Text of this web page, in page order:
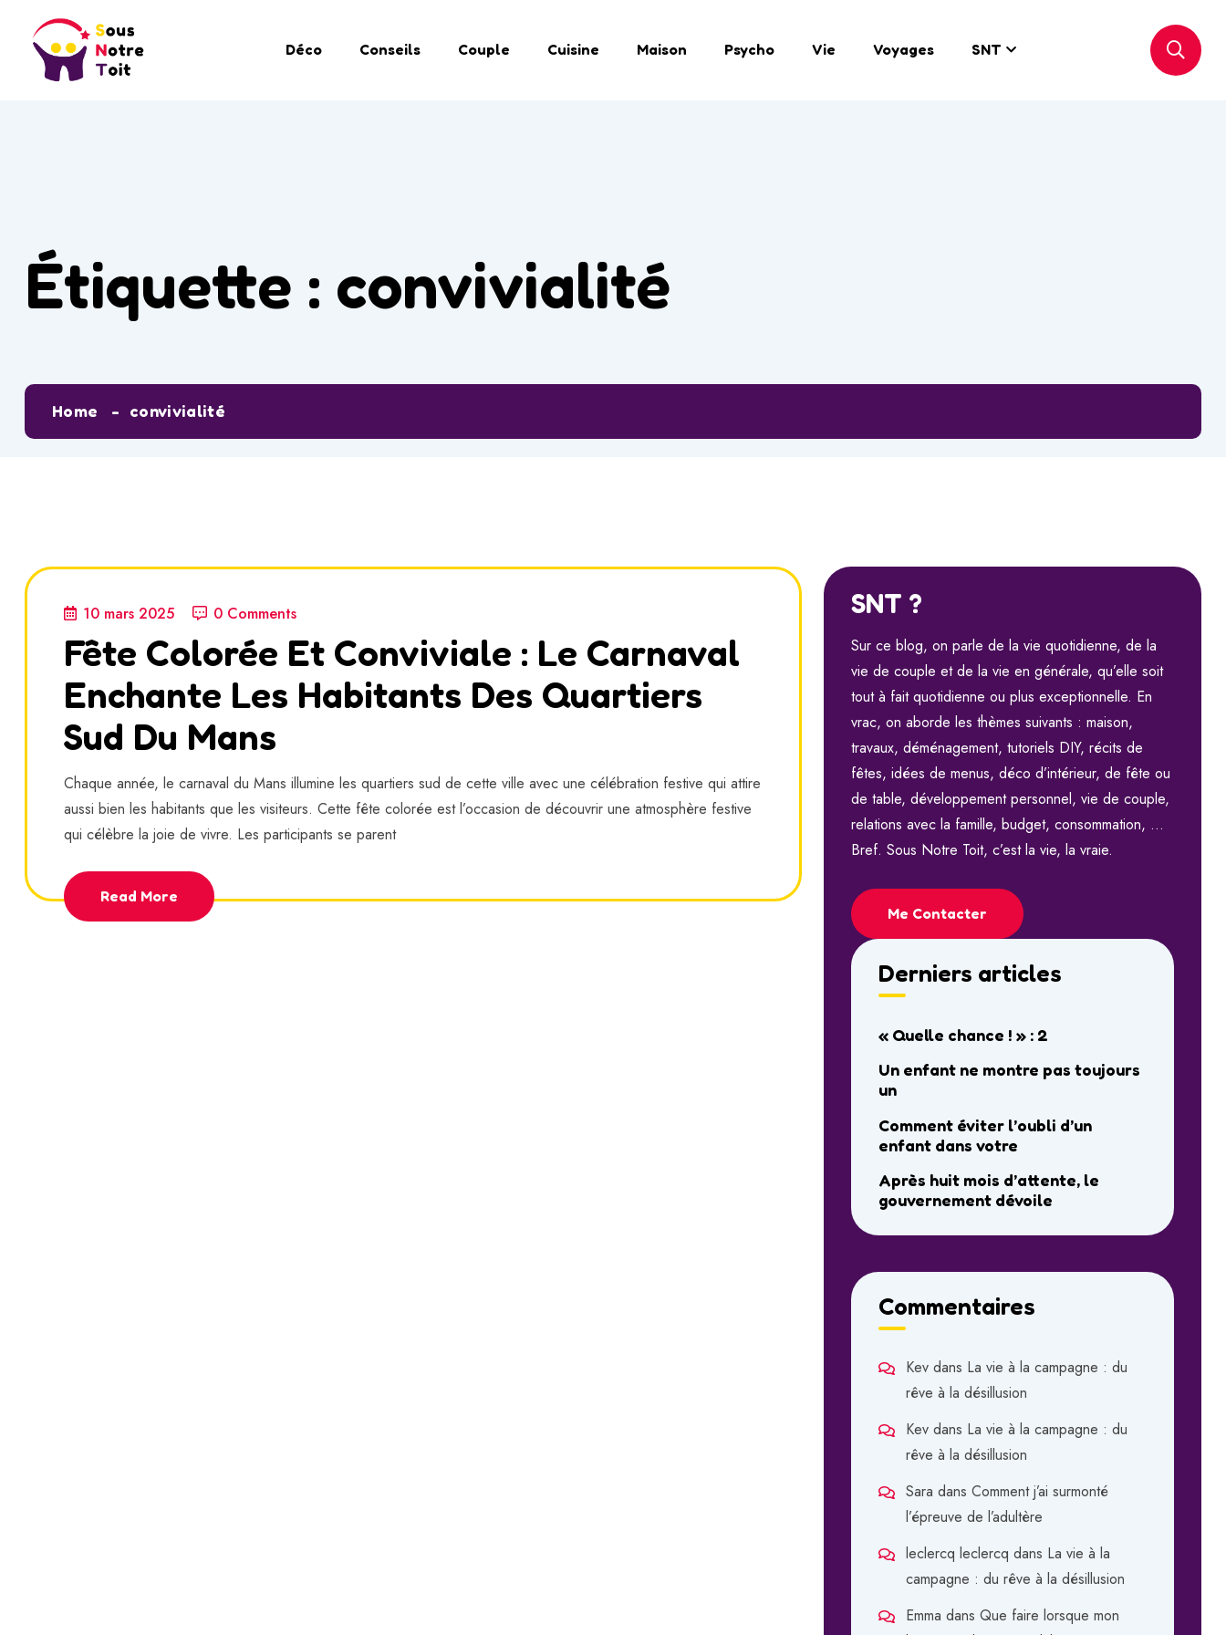
Déco Conseils Couple Cuisine Maison Psycho Vie Voyages SNT
Étiquette : convivialité
Home convivialité
10 mars 2025 0 Comments
Fête Colorée Et Conviviale : Le Carnaval
Enchante Les Habitants Des Quartiers
Sud Du Mans
Chaque année, le carnaval du Mans illumine les quartiers sud de cette ville avec une célébration festive qui attire
aussi bien les habitants que les visiteurs. Cette fête colorée est l’occasion de découvrir une atmosphère festive
qui célèbre la joie de vivre. Les participants se parent
Read More
SNT ?
Sur ce blog, on parle de la vie quotidienne, de la
vie de couple et de la vie en générale, qu’elle soit
tout à fait quotidienne ou plus exceptionnelle. En
vrac, on aborde les thèmes suivants : maison,
travaux, déménagement, tutoriels DIY, récits de
fêtes, idées de menus, déco d’intérieur, de fête ou
de table, développement personnel, vie de couple,
relations avec la famille, budget, consommation, …
Bref. Sous Notre Toit, c’est la vie, la vraie.
Me Contacter
Derniers articles
« Quelle chance ! » : 2
Un enfant ne montre pas toujours
un
Comment éviter l’oubli d’un
enfant dans votre
Après huit mois d’attente, le
gouvernement dévoile
Commentaires
Kev dans La vie à la campagne : du
rêve à la désillusion
Kev dans La vie à la campagne : du
rêve à la désillusion
Sara dans Comment j’ai surmonté
l’épreuve de l’adultère
leclercq leclercq dans La vie à la
campagne : du rêve à la désillusion
Emma dans Que faire lorsque mon